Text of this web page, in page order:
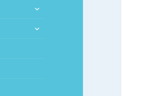
sous-
ouvrir
sous-
ouvrir